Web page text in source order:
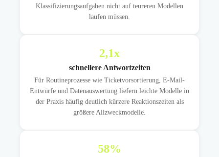
Klassifizierungsaufgaben nicht auf teureren Modellen
laufen müssen.
2,1x
schnellere Antwortzeiten
Für Routineprozesse wie Ticketvorsortierung, E-Mail-
Entwürfe und Datenauswertung liefern leichte Modelle in
der Praxis häufig deutlich kürzere Reaktionszeiten als
größere Allzweckmodelle.
58%